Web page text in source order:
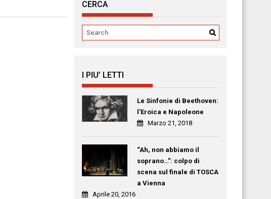
CERCA
I PIU’ LETTI
Le Sinfonie di Beethoven:
l’Eroica e Napoleone
Marzo 21, 2018
“Ah, non abbiamo il
soprano…”: colpo di
scena sul finale di TOSCA
a Vienna
Aprile 20, 2016